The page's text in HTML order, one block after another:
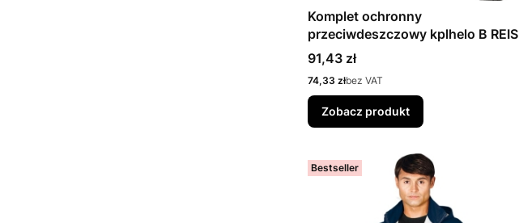
Komplet ochronny
przeciwdeszczowy kplhelo B REIS
Cena
91,43 zł
Cena
74,33 złbez VAT
Zobacz produkt
Bestseller